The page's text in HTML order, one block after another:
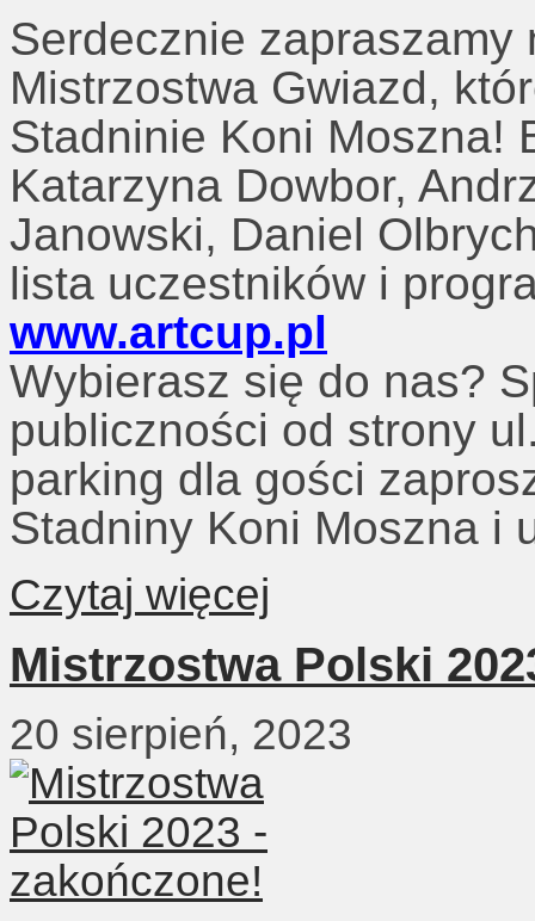
Serdecznie zapraszamy
Mistrzostwa Gwiazd,
Stadninie Koni Moszna!
Katarzyna Dowbor,
Janowski, Daniel
lista uczestników i
www.artcup.pl
Wybierasz się do nas?
publiczności od strony
parking dla gości
Stadniny Koni Moszna i
Czytaj więcej
Mistrzostwa Polski
20 sierpień, 2023